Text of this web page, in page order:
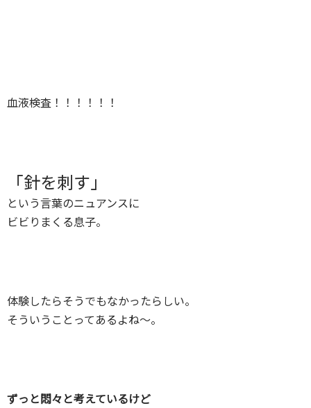
血液検査！！！！！！
「針を刺す」
という言葉のニュアンスに
ビビりまくる息子。
体験したらそうでもなかったらしい。
そういうことってあるよね～。
ずっと悶々と考えているけど